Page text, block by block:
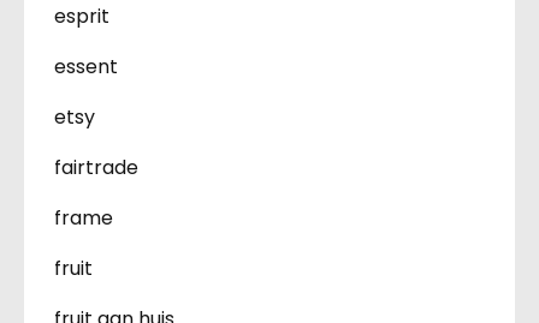
esprit
essent
etsy
fairtrade
frame
fruit